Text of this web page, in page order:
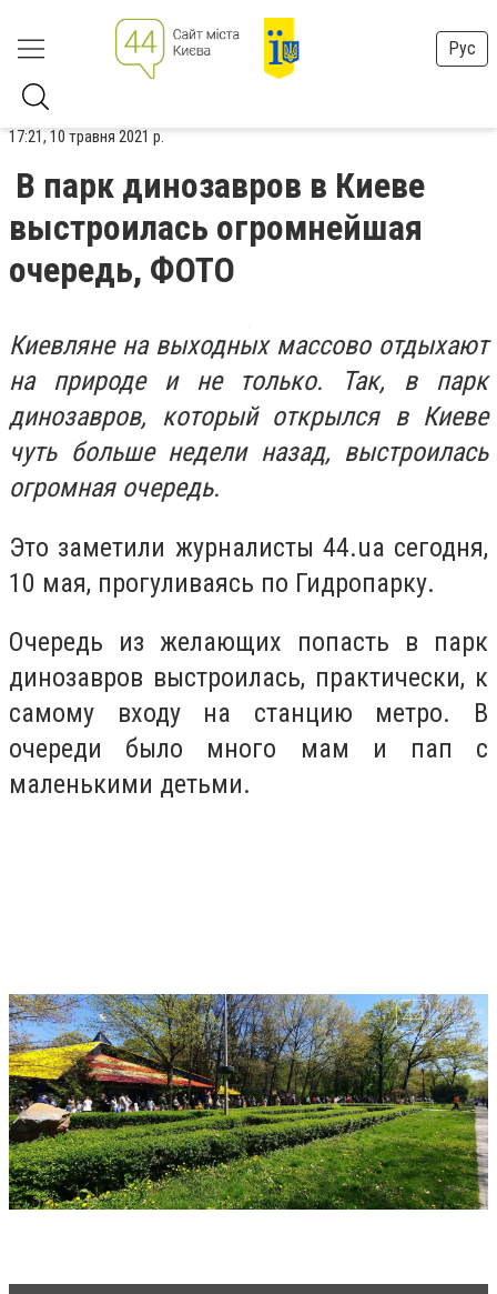
Рус
17:21, 10 травня 2021 р.
В парк динозавров в Киеве
выстроилась огромнейшая
очередь, ФОТО
Киевляне на выходных массово отдыхают
на природе и не только. Так, в парк
динозавров, который открылся в Киеве
чуть больше недели назад, выстроилась
огромная очередь.
Это заметили журналисты 44.ua сегодня,
10 мая, прогуливаясь по Гидропарку.
Очередь из желающих попасть в парк
динозавров выстроилась, практически, к
самому входу на станцию метро. В
очереди было много мам и пап с
маленькими детьми.